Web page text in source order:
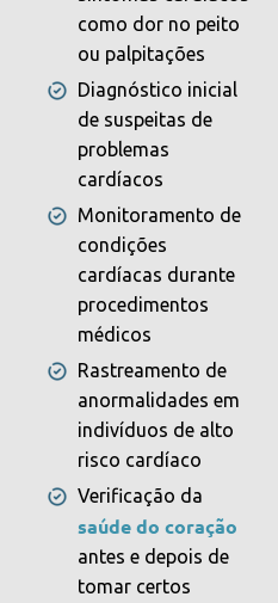
como dor no peito
ou palpitações
Diagnóstico inicial
de suspeitas de
problemas
cardíacos
Monitoramento de
condições
cardíacas durante
procedimentos
médicos
Rastreamento de
anormalidades em
indivíduos de alto
risco cardíaco
Verificação da
saúde do coração
antes e depois de
tomar certos